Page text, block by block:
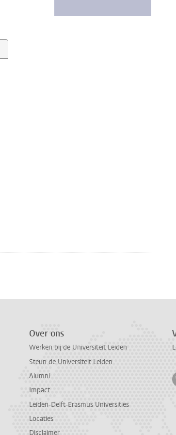
Over ons
Werken bij de Universiteit Leiden
Steun de Universiteit Leiden
Alumni
Impact
Leiden-Delft-Erasmus Universities
Locaties
Disclaimer